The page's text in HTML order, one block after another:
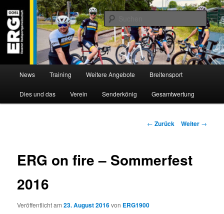
Inhalt
wechseln
ERG 1900 e.V
Willkommen bei der Essener Radsportgemeinschaft
News Training Weitere Angebote Breitensport
Dies und das Verein Senderkönig Gesamtwertung
Beitragsnavigation
← Zurück Weiter →
ERG on fire – Sommerfest
2016
Veröffentlicht am23. August 2016von ERG1900